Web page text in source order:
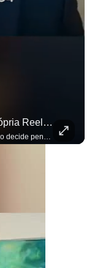
Um Presidente Que Não Disputa A Própria Reeleição Decide Pensando Em Quem Vem Depois.
não perder nenhuma